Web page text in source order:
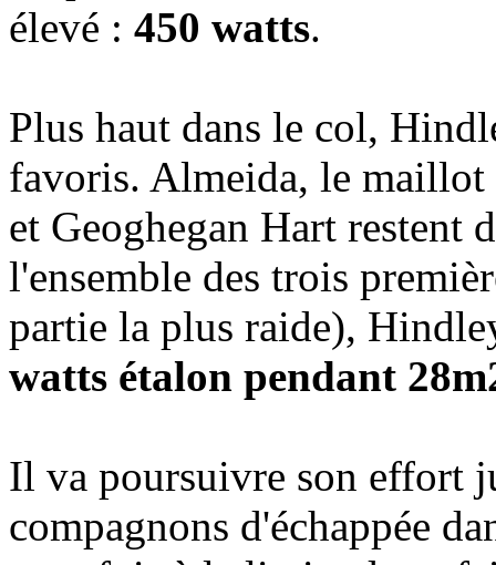
élevé : 450 watts.
Plus haut dans le col,
favoris. Almeida, le maillot
et Geoghegan Hart restent
l'ensemble des trois
partie la plus raide),
watts étalon pendant
Il va poursuivre son effort
compagnons d'échappée